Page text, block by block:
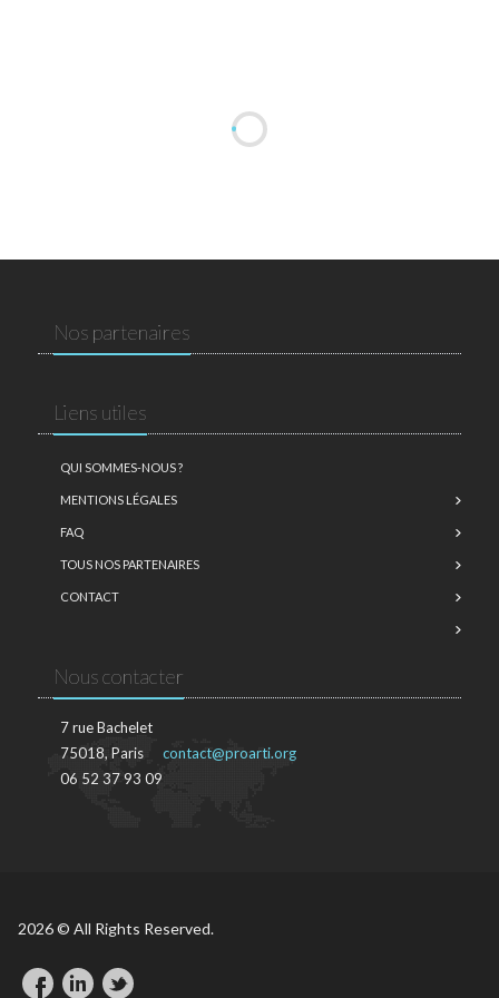
Nos partenaires
Liens utiles
QUI SOMMES-NOUS ?
MENTIONS LÉGALES
FAQ
TOUS NOS PARTENAIRES
CONTACT
Nous contacter
7 rue Bachelet
75018, Paris
06 52 37 93 09
contact@proarti.org
2026 © All Rights Reserved.